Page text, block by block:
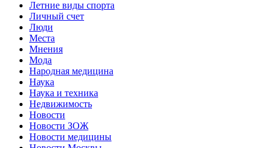
Летние виды спорта
Личный счет
Люди
Места
Мнения
Мода
Народная медицина
Наука
Наука и техника
Недвижимость
Новости
Новости ЗОЖ
Новости медицины